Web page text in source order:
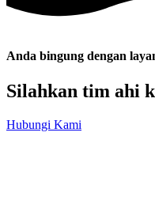
Anda bingung dengan
Silahkan tim ahi
Hubungi Kami